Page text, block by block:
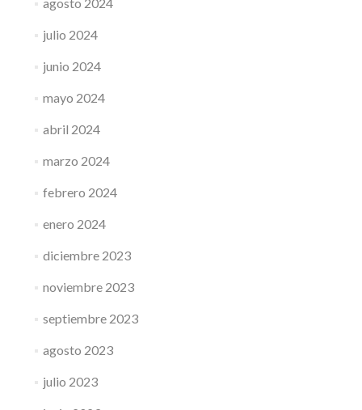
julio 2024
junio 2024
mayo 2024
abril 2024
marzo 2024
febrero 2024
enero 2024
diciembre 2023
noviembre 2023
septiembre 2023
agosto 2023
julio 2023